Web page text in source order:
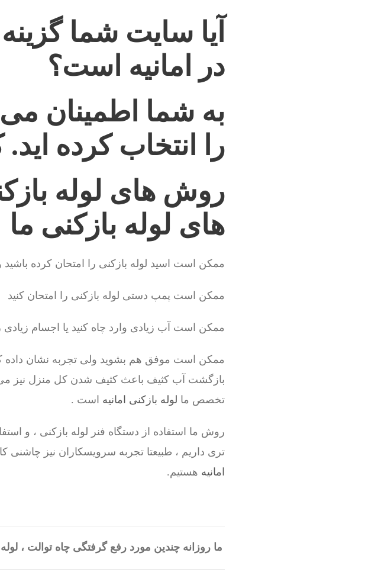
آیا سایت شما
در امانیه است؟
به شما اطمینان
را انتخاب کرده
روش های لوله
های لوله بازکنی ما
ممکن است اسید لوله بازکنی را امتحان کرده
ممکن است پمپ دستی لوله بازکنی را امتحان کنید
ممکن است آب زیادی وارد چاه کنید یا اجسام زیادی
ممکن است موفق هم بشوید ولی تجربه نشان داده که
بازگشت آب کثیف باعث کثیف شدن کل منزل نیز
تخصص ما لوله بازکنی امانیه است .
روش ما استفاده از دستگاه فنر لوله بازکنی ، و
تری داریم ، طبیعتا تجربه سرویسکاران نیز
امانیه هستیم.
ما روزانه چندین مورد رفع گرفتگی چاه توالت ،